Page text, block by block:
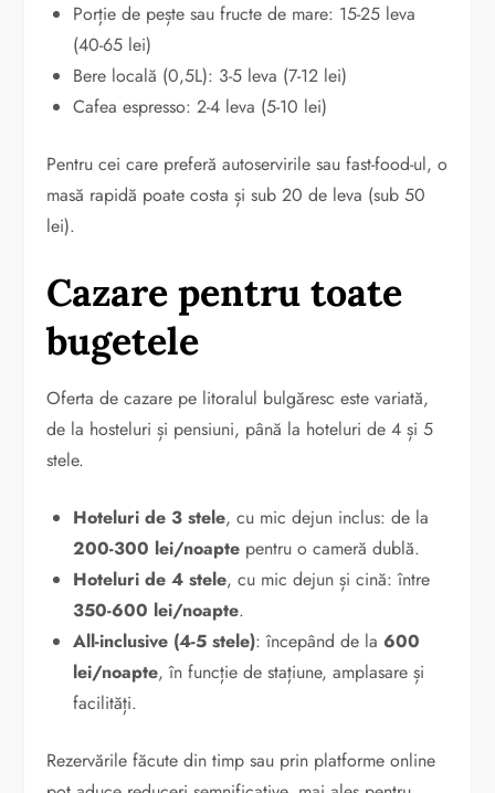
Porție de pește sau fructe de mare: 15-25 leva
(40-65 lei)
Bere locală (0,5L): 3-5 leva (7-12 lei)
Cafea espresso: 2-4 leva (5-10 lei)
Pentru cei care preferă autoservirile sau fast-food-ul, o
masă rapidă poate costa și sub 20 de leva (sub 50
lei).
Cazare pentru toate
bugetele
Oferta de cazare pe litoralul bulgăresc este variată,
de la hosteluri și pensiuni, până la hoteluri de 4 și 5
stele.
Hoteluri de 3 stele, cu mic dejun inclus: de la
200-300 lei/noapte pentru o cameră dublă.
Hoteluri de 4 stele, cu mic dejun și cină: între
350-600 lei/noapte.
All-inclusive (4-5 stele): începând de la600
lei/noapte, în funcție de stațiune, amplasare și
facilități.
Rezervările făcute din timp sau prin platforme online